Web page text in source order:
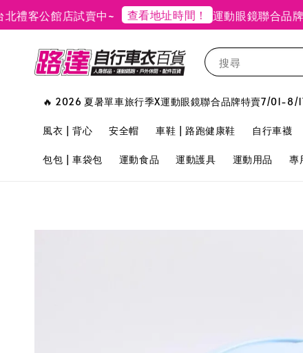
公館店試賣中~ 查看地址時間！ 運動眼鏡聯合品牌特賣
搜尋
🔥 2026 夏暑單車旅行季X運動眼鏡聯合品牌特賣7/01-8/
風衣 | 背心 安全帽 車鞋 | 路跑健康鞋 自行車襪
包包 | 車袋包 運動食品 運動護具 運動用品 專